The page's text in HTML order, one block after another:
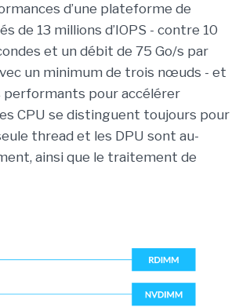
d’une plateforme de
de 13 millions d’IOPS - contre 10
et un débit de 75 Go/s par
un minimum de trois nœuds - et
performants pour accélérer
CPU se distinguent toujours pour
thread et les DPU sont au-
ainsi que le traitement de